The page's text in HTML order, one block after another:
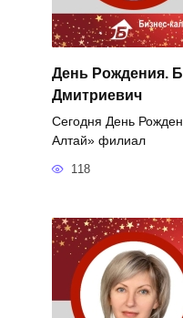
День Рождения.
Дмитриевич
Сегодня День
Алтай» филиал
118